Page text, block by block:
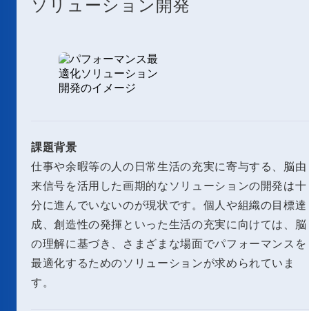
ソリューション開発
課題背景
仕事や余暇等の人の日常生活の充実に寄与する、脳由
来信号を活用した画期的なソリューションの開発は十
分に進んでいないのが現状です。個人や組織の目標達
成、創造性の発揮といった生活の充実に向けては、脳
の理解に基づき、さまざまな場面でパフォーマンスを
最適化するためのソリューションが求められていま
す。